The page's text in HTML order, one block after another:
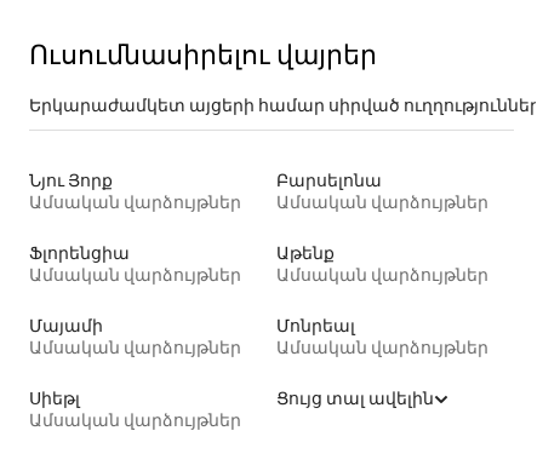
Ուսումնասիրելու վայրեր
Երկարաժամկետ այցերի համար սիրված ուղղություններ
Նյու Յորք
Ամսական վարձույթներ
Բարսելոնա
Ամսական վարձույթներ
Ֆլորենցիա
Ամսական վարձույթներ
Աթենք
Ամսական վարձույթներ
Մայամի
Ամսական վարձույթներ
Մոնրեալ
Ամսական վարձույթներ
Սիեթլ
Ամսական վարձույթներ
Ցույց տալ ավելին